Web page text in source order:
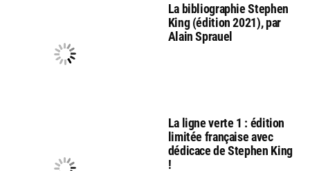
La bibliographie Stephen
King (édition 2021), par
Alain Sprauel
La ligne verte 1 : édition
limitée française avec
dédicace de Stephen King
!